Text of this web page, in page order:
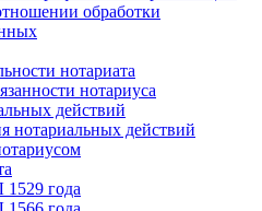
обработки
нотариата
нотариуса
действий
нотариальных действий
года